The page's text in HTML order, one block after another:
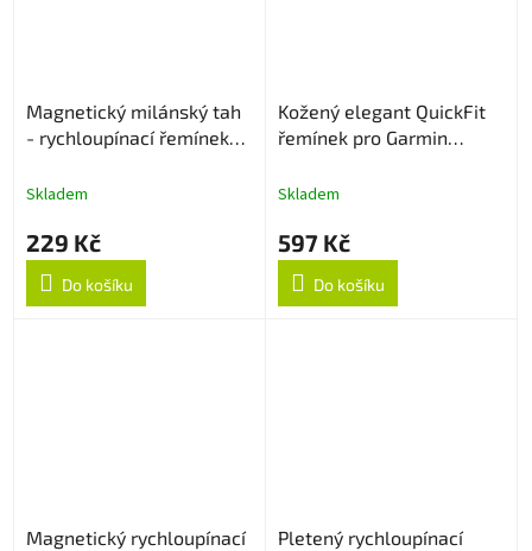
Magnetický milánský tah
- rychloupínací řemínek
Skladem
229 Kč
Do košíku
Kožený elegant QuickFit
řemínek pro Garmin
Skladem
597 Kč
Do košíku
Magnetický rychloupínací
Pletený rychloupínací